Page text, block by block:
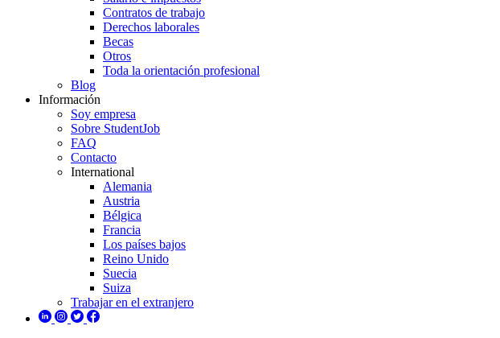
Contratos de trabajo
Derechos laborales
Becas
Otros
Toda la orientación profesional
Blog
Información
Soy empresa
Sobre StudentJob
FAQ
Contacto
International
Alemania
Austria
Bélgica
Francia
Los países bajos
Reino Unido
Suecia
Suiza
Trabajar en el extranjero